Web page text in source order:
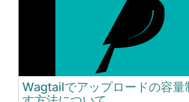
Wagtailでアップロードの容量